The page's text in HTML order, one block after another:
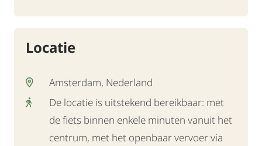
Locatie
Amsterdam, Nederland
De locatie is uitstekend bereikbaar: met
de fiets binnen enkele minuten vanuit het
centrum, met het openbaar vervoer via